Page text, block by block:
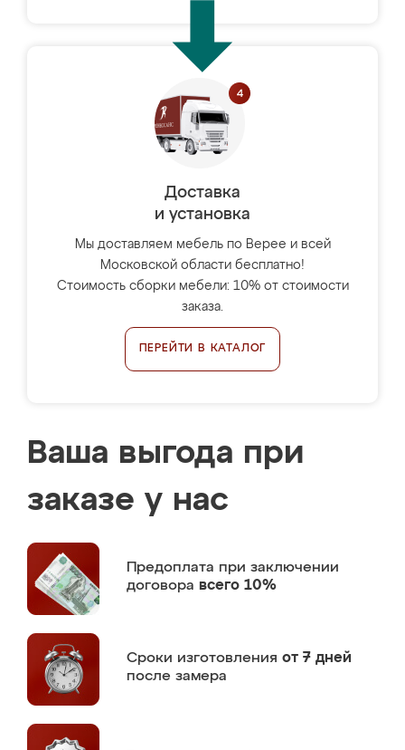
Доставка
и установка
Мы доставляем мебель по Верее и всей
Московской области бесплатно!
Стоимость сборки мебели: 10% от стоимости
заказа.
ПЕРЕЙТИ В КАТАЛОГ
Ваша выгода при
заказе у нас
Предоплата при заключении
договора всего 10%
Сроки изготовления от 7 дней
после замера